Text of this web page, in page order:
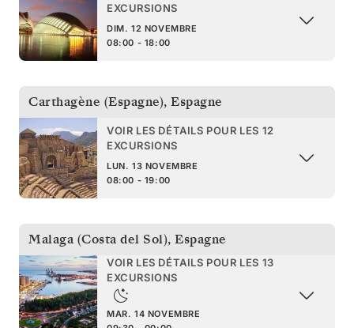
EXCURSIONS
DIM. 12 NOVEMBRE
08:00 - 18:00
Carthagène (Espagne), Espagne
VOIR LES DÉTAILS POUR LES 12
EXCURSIONS
LUN. 13 NOVEMBRE
08:00 - 19:00
Malaga (Costa del Sol), Espagne
VOIR LES DÉTAILS POUR LES 13
EXCURSIONS
MAR. 14 NOVEMBRE